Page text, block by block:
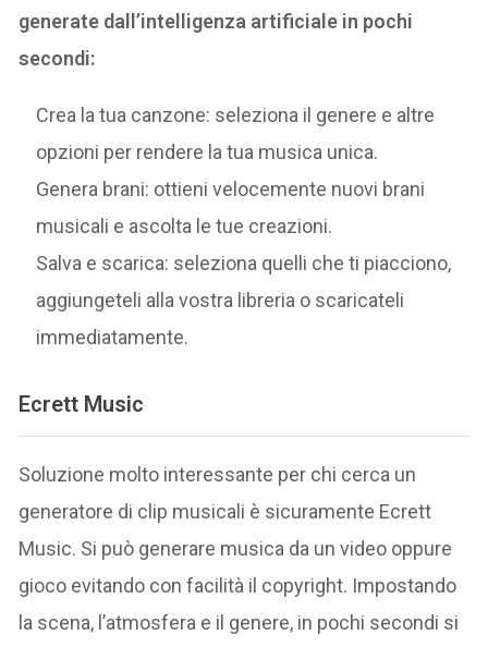
generate dall’intelligenza artificiale in pochi
secondi:
Crea la tua canzone: seleziona il genere e altre
opzioni per rendere la tua musica unica.
Genera brani: ottieni velocemente nuovi brani
musicali e ascolta le tue creazioni.
Salva e scarica: seleziona quelli che ti piacciono,
aggiungeteli alla vostra libreria o scaricateli
immediatamente.
Ecrett Music
Soluzione molto interessante per chi cerca un
generatore di clip musicali è sicuramente Ecrett
Music. Si può generare musica da un video oppure
gioco evitando con facilità il copyright. Impostando
la scena, l’atmosfera e il genere, in pochi secondi si